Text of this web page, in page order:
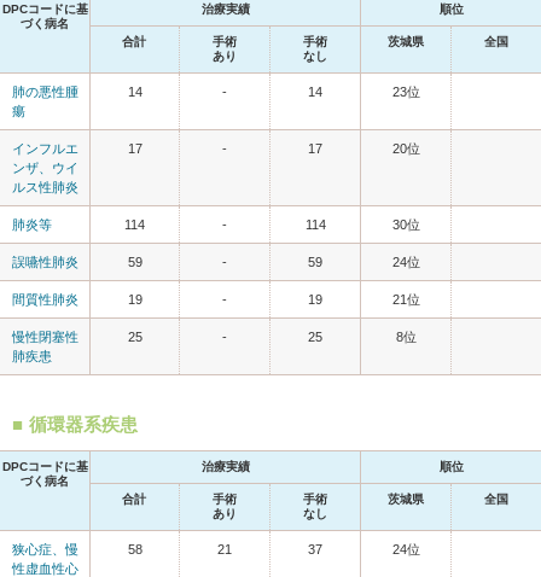
DPCコードに基
づく病名
治療実績 順位
合計
手術
あり
手術
なし
茨城県 全国
肺の悪性腫
瘍
14 - 14 23位
インフルエ
ンザ、ウイ
ルス性肺炎
17 - 17 20位
肺炎等 114 - 114 30位
誤嚥性肺炎 59 - 59 24位
間質性肺炎 19 - 19 21位
慢性閉塞性
肺疾患
25 - 25 8位
循環器系疾患
DPCコードに基
づく病名
治療実績 順位
合計
手術
あり
手術
なし
茨城県 全国
狭心症、慢
性虚血性心
58 21 37 24位